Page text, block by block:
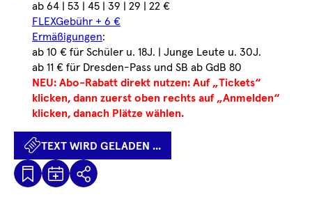
ab 64 | 53 | 45 | 39 | 29 | 22 €
FLEXGebühr + 6 €
Ermäßigungen:
ab 10 € für Schüler u. 18J. | Junge Leute u. 30J.
ab 11 € für Dresden-Pass und SB ab GdB 80
NEU: Abo-Rabatt direkt nutzen: Auf „Tickets“
klicken, dann zuerst oben rechts auf „Anmelden“
klicken, danach Plätze wählen.
TEXT WIRD GELADEN ...
TextKalenderdatei
Teilen